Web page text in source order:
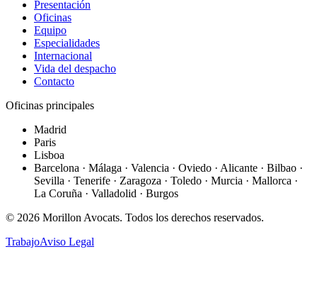
Presentación
Oficinas
Equipo
Especialidades
Internacional
Vida del despacho
Contacto
Oficinas principales
Madrid
Paris
Lisboa
Barcelona · Málaga · Valencia · Oviedo · Alicante · Bilbao ·
Sevilla · Tenerife · Zaragoza · Toledo · Murcia · Mallorca ·
La Coruña · Valladolid · Burgos
© 2026 Morillon Avocats. Todos los derechos reservados.
TrabajoAviso Legal